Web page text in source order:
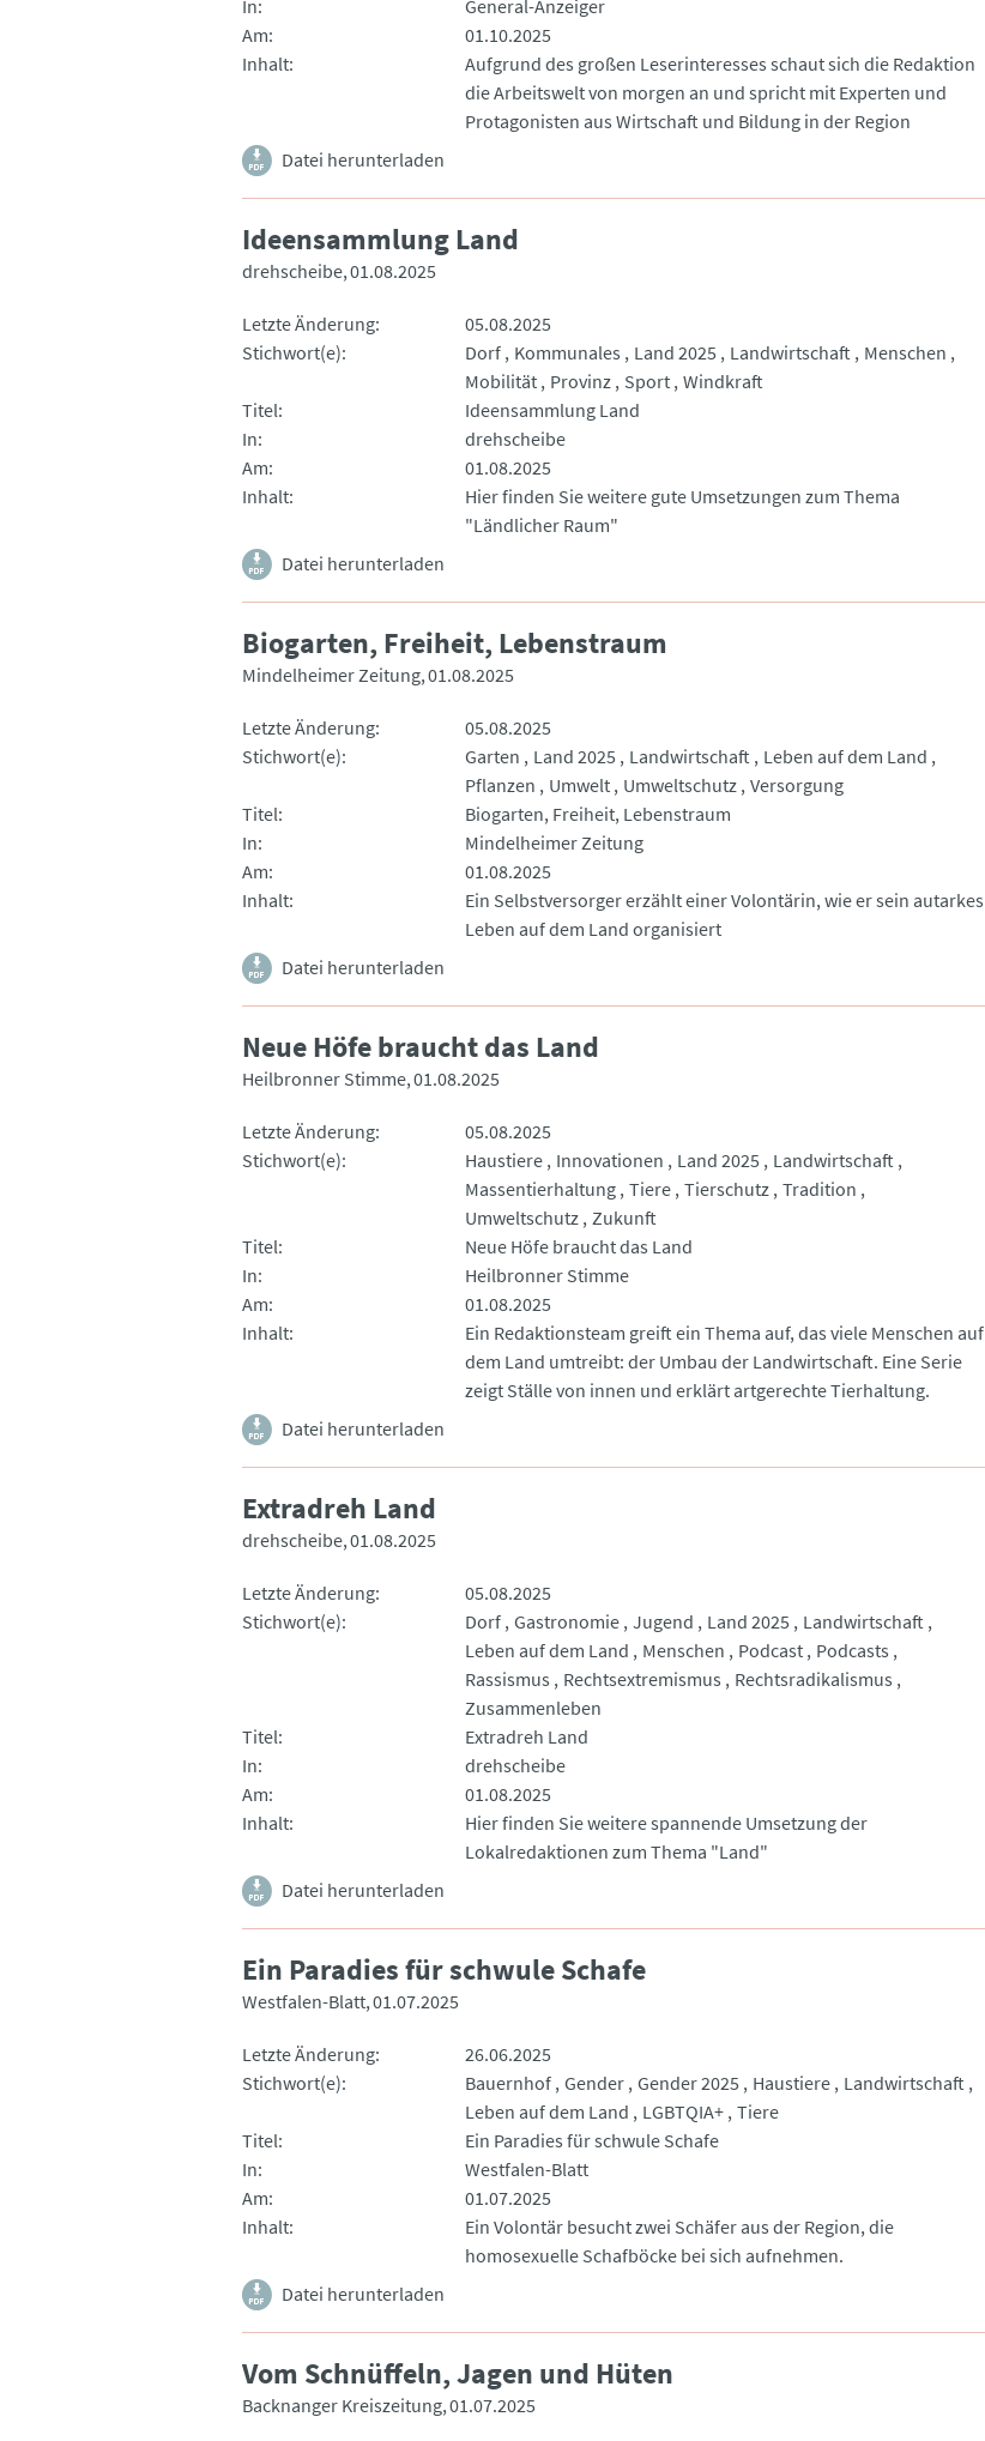
In
General-Anzeiger
Am
01.10.2025
Inhalt
Aufgrund des großen Leserinteresses schaut sich die Redaktion
die Arbeitswelt von morgen an und spricht mit Experten und
Protagonisten aus Wirtschaft und Bildung in der Region
Datei herunterladen
Ideensammlung Land
drehscheibe 01.08.2025
Letzte Änderung
05.08.2025
Stichwort(e)
Dorf Kommunales Land 2025 Landwirtschaft
Menschen
Mobilität
Provinz Sport Windkraft
Titel
Ideensammlung Land
In
drehscheibe
Am
01.08.2025
Inhalt
Hier finden Sie weitere gute Umsetzungen zum Thema
"Ländlicher Raum"
Datei herunterladen
Biogarten, Freiheit, Lebenstraum
Mindelheimer Zeitung 01.08.2025
Letzte Änderung
05.08.2025
Stichwort(e)
Garten Land 2025 Landwirtschaft
Leben auf dem Land
Pflanzen
Umwelt Umweltschutz Versorgung
Titel
Biogarten, Freiheit, Lebenstraum
In
Mindelheimer Zeitung
Am
01.08.2025
Inhalt
Ein Selbstversorger erzählt einer Volontärin, wie er sein autarkes
Leben auf dem Land organisiert
Datei herunterladen
Neue Höfe braucht das Land
Heilbronner Stimme 01.08.2025
Letzte Änderung
05.08.2025
Stichwort(e)
Haustiere Innovationen Land 2025
Landwirtschaft
Massentierhaltung Tiere Tierschutz Tradition
Umweltschutz
Zukunft
Titel
Neue Höfe braucht das Land
In
Heilbronner Stimme
Am
01.08.2025
Inhalt
Ein Redaktionsteam greift ein Thema auf, das viele Menschen auf
dem Land umtreibt: der Umbau der Landwirtschaft. Eine Serie
zeigt Ställe von innen und erklärt artgerechte Tierhaltung.
Datei herunterladen
Extradreh Land
drehscheibe 01.08.2025
Letzte Änderung
05.08.2025
Stichwort(e)
Dorf Gastronomie Jugend Land 2025
Landwirtschaft
Leben auf dem Land
Menschen Podcast
Podcasts
Rassismus
Rechtsextremismus
Rechtsradikalismus
Zusammenleben
Titel
Extradreh Land
In
drehscheibe
Am
01.08.2025
Inhalt
Hier finden Sie weitere spannende Umsetzung der
Lokalredaktionen zum Thema "Land"
Datei herunterladen
Ein Paradies für schwule Schafe
Westfalen-Blatt 01.07.2025
Letzte Änderung
26.06.2025
Stichwort(e)
Bauernhof Gender Gender 2025 Haustiere
Landwirtschaft
Leben auf dem Land
LGBTQIA+ Tiere
Titel
Ein Paradies für schwule Schafe
In
Westfalen-Blatt
Am
01.07.2025
Inhalt
Ein Volontär besucht zwei Schäfer aus der Region, die
homosexuelle Schafböcke bei sich aufnehmen.
Datei herunterladen
Vom Schnüffeln, Jagen und Hüten
Backnanger Kreiszeitung 01.07.2025